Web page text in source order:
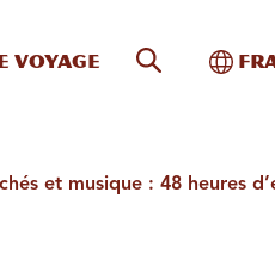
voyage
et musique : 48 heures